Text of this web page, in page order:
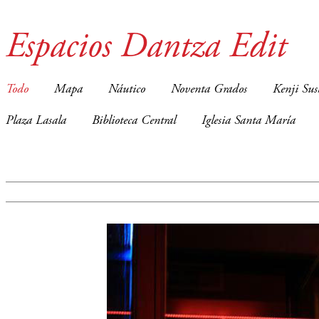
Espacios Dantza Edit
Todo Mapa Náutico Noventa Grados Kenji
Plaza Lasala Biblioteca Central Iglesia Santa María